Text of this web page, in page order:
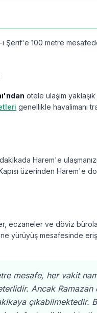
Şerif'e 100 metre
otele ulaşım yaklaşık
genellikle havalimanı
Harem'e
üzerinden Harem'e
eczaneler ve döviz
yürüyüş mesafesinde
mesafe, her vakit
Ancak Ramazan
çıkabilmektedir.